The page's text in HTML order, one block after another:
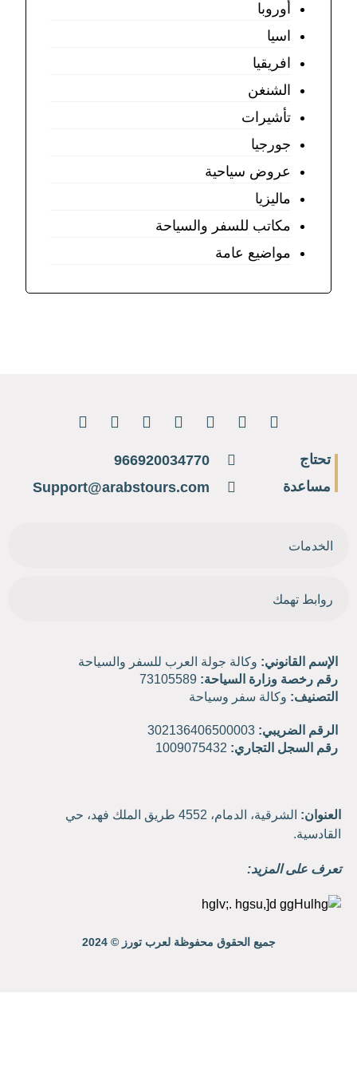
أوروبا
اسيا
افريقيا
الشنغن
تأشيرات
جورجيا
عروض سياحية
ماليزيا
مكاتب للسفر والسياحة
مواضيع عامة
تحتاج
مساعدة
966920034770
Support@arabstours.com
الخدمات
روابط تهمك
الإسم القانوني: وكالة جولة العرب للسفر والسياحة
رقم رخصة وزارة السياحة:
التصنيف: وكالة سفر وسياحة
الرقم الضريبي:
رقم السجل التجاري:
العنوان:
الشرقية، الدمام، 4552 طريق الملك فهد، حي
القادسية.
تعرف على المزيد:
جميع الحقوق محفوظة لعرب تورز © 2024